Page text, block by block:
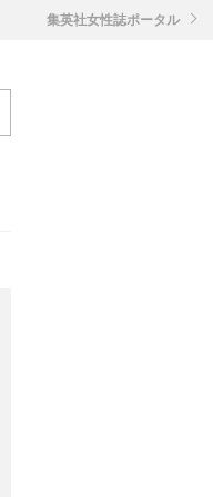
集英社女性誌ポータル